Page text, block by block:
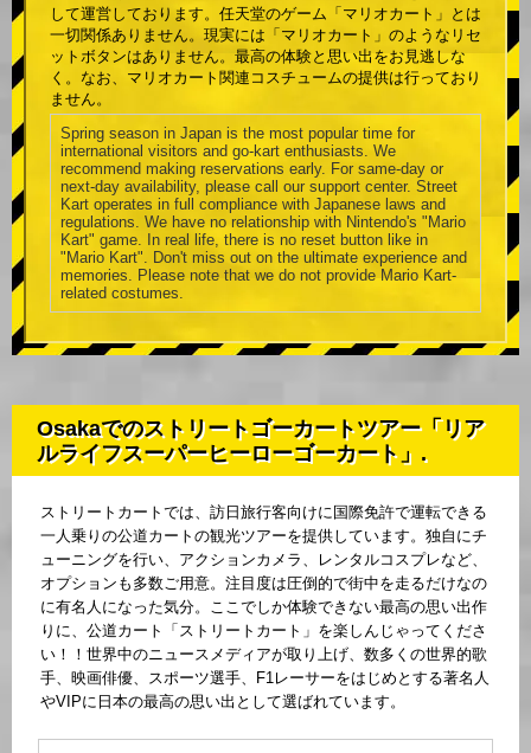
して運営しております。任天堂のゲーム「マリオカート」とは
一切関係ありません。現実には「マリオカート」のようなリセ
ットボタンはありません。最高の体験と思い出をお見逃しな
く。なお、マリオカート関連コスチュームの提供は行っており
ません。
Spring season in Japan is the most popular time for
international visitors and go-kart enthusiasts. We
recommend making reservations early. For same-day or
next-day availability, please call our support center. Street
Kart operates in full compliance with Japanese laws and
regulations. We have no relationship with Nintendo's "Mario
Kart" game. In real life, there is no reset button like in
"Mario Kart". Don't miss out on the ultimate experience and
memories. Please note that we do not provide Mario Kart-
related costumes.
Osakaでのストリートゴーカートツアー「リア
ルライフスーパーヒーローゴーカート」.
ストリートカートでは、訪日旅行客向けに国際免許で運転できる
一人乗りの公道カートの観光ツアーを提供しています。独自にチ
ューニングを行い、アクションカメラ、レンタルコスプレなど、
オプションも多数ご用意。注目度は圧倒的で街中を走るだけなの
に有名人になった気分。ここでしか体験できない最高の思い出作
りに、公道カート「ストリートカート」を楽しんじゃってくださ
い！！世界中のニュースメディアが取り上げ、数多くの世界的歌
手、映画俳優、スポーツ選手、F1レーサーをはじめとする著名人
やVIPに日本の最高の思い出として選ばれています。